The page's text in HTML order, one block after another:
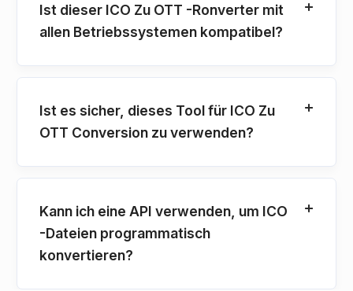
Ist dieser ICO Zu OTT -Ronverter mit
allen Betriebssystemen kompatibel?
Ist es sicher, dieses Tool für ICO Zu
OTT Conversion zu verwenden?
Kann ich eine API verwenden, um ICO
-Dateien programmatisch
konvertieren?